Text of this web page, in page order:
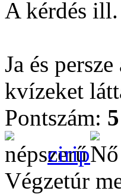
A kérdés
Ja és
kvízeket
Pontszám: 5
cirip
Végzetúr